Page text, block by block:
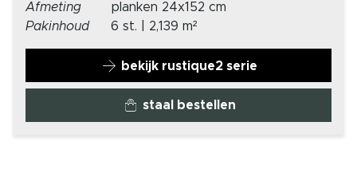
Afmeting
planken 24x152 cm
Pakinhoud
6 st. | 2,139 m²
bekijk rustique2 serie
staal bestellen